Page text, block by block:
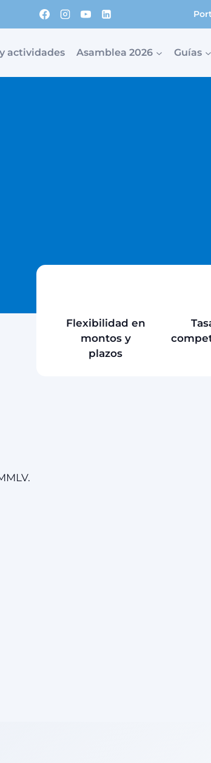
actividades Asamblea 2026 Guías
Flexibilidad en
montos y
plazos